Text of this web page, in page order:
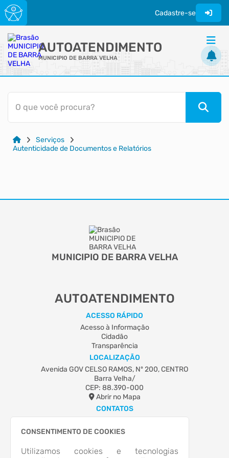
Cadastre-se
AUTOATENDIMENTO
MUNICIPIO DE BARRA VELHA
ACESSO RÁPIDO
Acessibilidade
Transparência
O que você procura?
Serviços
Autenticidade de Documentos e Relatórios
CONSENTIMENTO DE COOKIES
Utilizamos cookies e tecnologias
MUNICIPIO DE BARRA VELHA
AUTOATENDIMENTO
ACESSO RÁPIDO
Acesso à Informação
Cidadão
Transparência
LOCALIZAÇÃO
Avenida GOV CELSO RAMOS, Nº 200, CENTRO
Barra Velha/
CEP: 88.390-000
Abrir no Mapa
CONTATOS
ouvidoria@barravelha.sc.gov.br
Segunda-feira a Sexta-feira13:00 às 19:00